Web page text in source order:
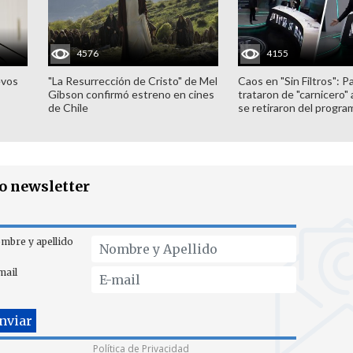
4576
"La Resurrección de Cristo" de Mel
Gibson confirmó estreno en cines
de Chile
4155
Caos en "Sin Filtros":
trataron de "carnicero"
se retiraron del
newsletter
y apellido
Política de Privacidad